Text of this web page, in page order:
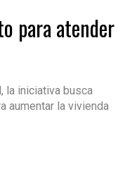
para atender
la iniciativa busca
aumentar la vivienda